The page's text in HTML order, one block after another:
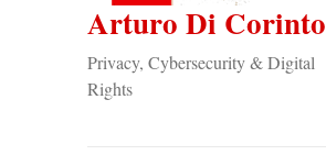
Arturo Di Corinto
Privacy, Cybersecurity & Digital
Rights